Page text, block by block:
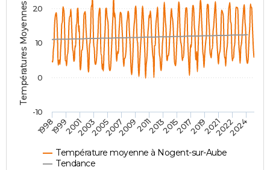
Destinations
City break
Voyage nature
Voyage de noces
Forum
Climat
PHOTO
GUIDES D'ACHAT
BONS PLANS
CARTE DE VOEUX
Carte de Noël
Carte Bonne année
Carte Saint-Valentin
Carte Pâques
Carte d'anniversaire
DICTIONNAIRE
Dictionnaire
Biographies
Citations
Expressions
Proverbes
PROGRAMME TV
COPAINS D'AVANT
Températures Moyennes ( °C )
Température moyenne à Nogent-sur-Aube
Tendance
199819992001200320052007200920112013201520172019202120222024
-10
0
10
20